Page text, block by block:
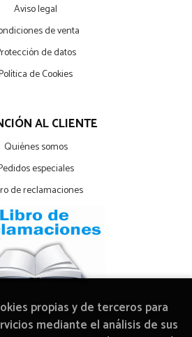
Aviso legal
de venta
de datos
de Cookies
AL CLIENTE
Quiénes somos
especiales
de reclamaciones
propias y de terceros para
mediante el análisis de sus